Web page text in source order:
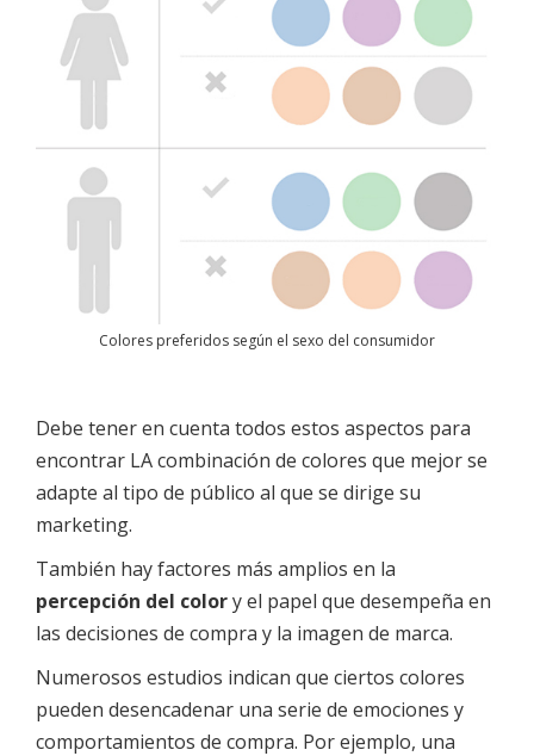
Colores preferidos según el sexo del consumidor
Debe tener en cuenta todos estos aspectos para
encontrar LA combinación de colores que mejor se
adapte al tipo de público al que se dirige su
marketing.
También hay factores más amplios en la
percepción del colory el papel que desempeña en
las decisiones de compra y la imagen de marca.
Numerosos estudios indican que ciertos colores
pueden desencadenar una serie de emociones y
comportamientos de compra. Por ejemplo, una